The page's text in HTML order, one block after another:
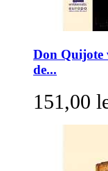
Don Quijote
de...
151,00